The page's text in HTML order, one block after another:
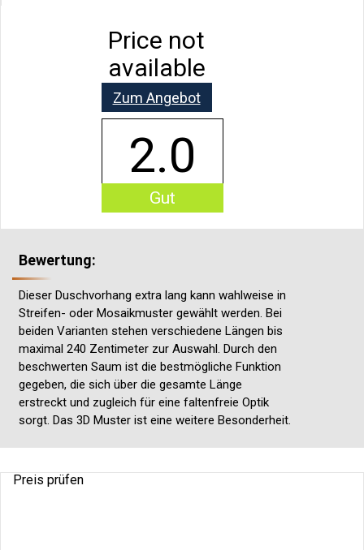
Price not
available
Zum Angebot
2.0
Gut
Bewertung:
Dieser Duschvorhang extra lang kann wahlweise in
Streifen- oder Mosaikmuster gewählt werden. Bei
beiden Varianten stehen verschiedene Längen bis
maximal 240 Zentimeter zur Auswahl. Durch den
beschwerten Saum ist die bestmögliche Funktion
gegeben, die sich über die gesamte Länge
erstreckt und zugleich für eine faltenfreie Optik
sorgt. Das 3D Muster ist eine weitere Besonderheit.
Preis prüfen